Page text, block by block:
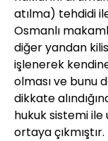
atılma) tehdidi
Osmanlı
diğer yandan
işlenerek
olması ve bunu
dikkate
hukuk sistemi
ortaya çıkmıştır.